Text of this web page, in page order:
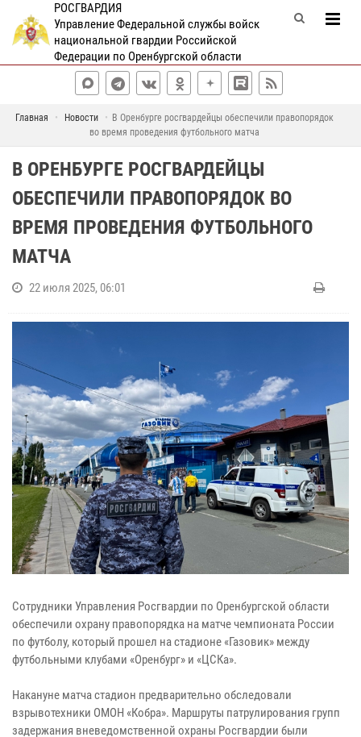
РОСГВАРДИЯ
Управление Федеральной службы войск
национальной гвардии Российской
Федерации по Оренбургской области
Главная Новости
В Оренбурге росгвардейцы обеспечили правопорядок
во время проведения футбольного матча
В ОРЕНБУРГЕ РОСГВАРДЕЙЦЫ
ОБЕСПЕЧИЛИ ПРАВОПОРЯДОК ВО
ВРЕМЯ ПРОВЕДЕНИЯ ФУТБОЛЬНОГО
МАТЧА
22 июля 2025, 06:01
Сотрудники Управления Росгвардии по Оренбургской области
обеспечили охрану правопорядка на матче чемпионата России
по футболу, который прошел на стадионе «Газовик» между
футбольными клубами «Оренбург» и «ЦСКа».
Накануне матча стадион предварительно обследовали
взрывотехники ОМОН «Кобра». Маршруты патрулирования групп
задержания вневедомственной охраны Росгвардии были